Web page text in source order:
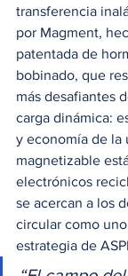
transferencia
por Magment,
patentada de
bobinado, que
más desafiantes
carga dinámica:
y economía de la
magnetizable
electrónicos
se acercan a los
circular como
estrategia de